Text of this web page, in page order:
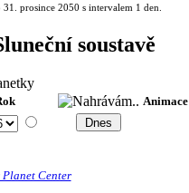
prosince 2050 s intervalem 1 den.
soustavě
Animace
Center